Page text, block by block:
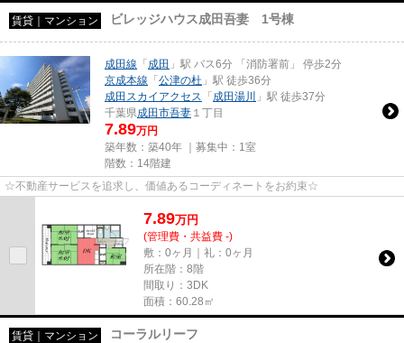
賃貸｜マンション ビレッジハウス成田吾妻 1号棟
成田線 「成田 」駅 バス6分 「消防署前」 停歩2分
京成本線 「公津の杜 」駅 徒歩36分
成田スカイアクセス
「成田湯川
」駅 徒歩37分
千葉県成田市吾妻 １丁目
7.89万円
築年数：築40年 ｜募集中： 1室
階数：14階建
☆不動産サービスを追求し、価値あるコーディネートをお約束☆
7.89万円
(管理費・共益費 -)
敷：0ヶ月｜礼：0ヶ月
所在階：8階
間取り：3DK
面積：60.28㎡
賃貸｜マンション コーラルリーフ